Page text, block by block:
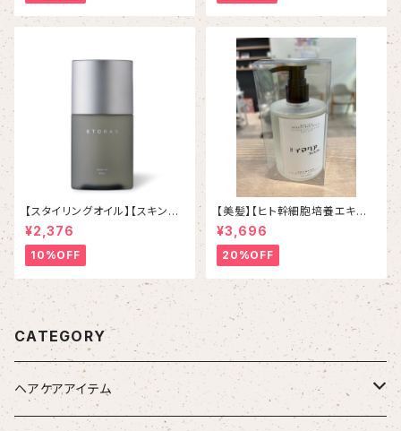
【スタイリングオイル】【スキンケ
アオイル】ETORAS Glaze Oil
エトラス グレイズオイル 8
0mL / 2,640 YEN
¥2,376
10%OFF
【美髪】【ヒト幹細胞培養エキス】
イマヘアプレミアムシャンプー２
７５ml ボトル
¥3,696
20%OFF
CATEGORY
ヘアケアアイテム